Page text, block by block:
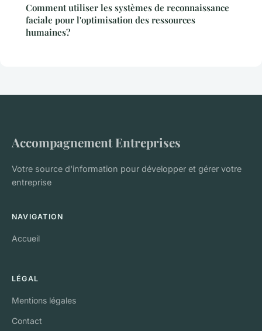
Comment utiliser les systèmes de reconnaissance
faciale pour l'optimisation des ressources
humaines?
Accompagnement Entreprises
Votre source d'information pour développer et gérer votre
entreprise
NAVIGATION
Accueil
LÉGAL
Mentions légales
Contact